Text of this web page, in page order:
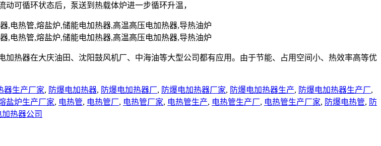
可循环状态后，泵送到热载体炉进一步循环升温，
热器在大庆油田、沈阳鼓风机厂、中海油等大型公司都有应用。由于节能、占用空间小、热效率高等优
器生产厂家, 防爆电加热器, 防爆电加热器厂, 防爆电加热器厂家, 防爆电加热器生产, 防爆电加热器生产厂,
盐炉生产厂家, 电热管, 电热管厂, 电热管厂家, 电热管生产, 电热管生产厂, 电热管生产厂家, 防爆电热管, 防
加热器公司